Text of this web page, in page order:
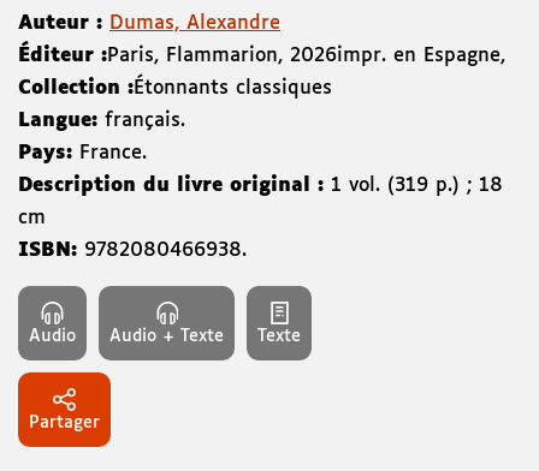
Auteur : Dumas, Alexandre
Éditeur :Paris, Flammarion, 2026impr. en Espagne,
Collection :Étonnants classiques
Langue: français.
Pays: France.
Description du livre original : 1 vol. (319 p.) ; 18
cm
ISBN: 9782080466938.
Audio Audio + Texte Texte
Partager